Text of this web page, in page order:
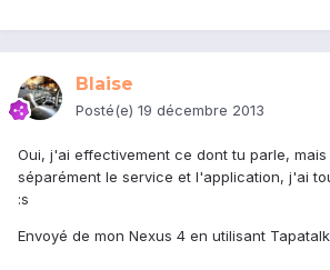
Blaise
Posté(e) 19 décembre 2013
Oui, j'ai effectivement ce dont tu parle,
séparément le service et l'application, j'ai
:s
Envoyé de mon Nexus 4 en utilisant Tapatalk